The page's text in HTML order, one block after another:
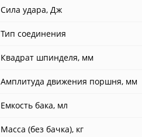
Сила удара, Дж
Тип соединения
Квадрат шпинделя, мм
Амплитуда движения поршня, мм
Емкость бака, мл
Масса (без бачка), кг